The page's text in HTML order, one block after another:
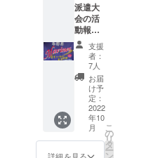
派遣大
会の活
動報告
をメー
ルでお
送りい
たしま
す。
支援
者：
7人
お届
け予
定：
2022
年10
月
詳細を見る
こ
の
リ
タ
ー